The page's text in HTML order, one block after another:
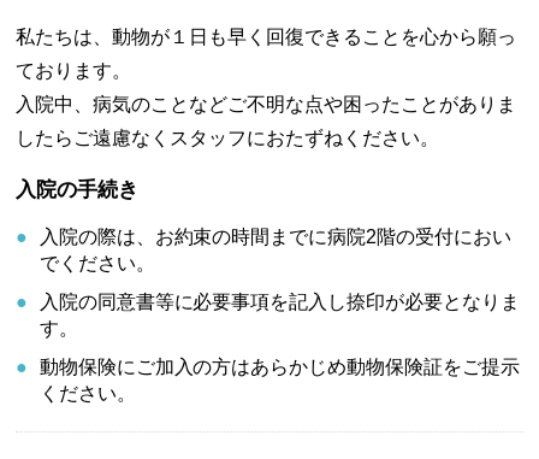
私たちは、動物が１日も早く回復できることを心から願っ
ております。
入院中、病気のことなどご不明な点や困ったことがありま
したらご遠慮なくスタッフにおたずねください。
入院の手続き
入院の際は、お約束の時間までに病院2階の受付におい
でください。
入院の同意書等に必要事項を記入し捺印が必要となりま
す。
動物保険にご加入の方はあらかじめ動物保険証をご提示
ください。